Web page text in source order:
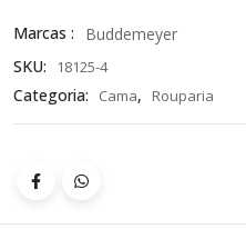
Marcas :
Buddemeyer
SKU:
18125-4
Categoria: Cama, Rouparia